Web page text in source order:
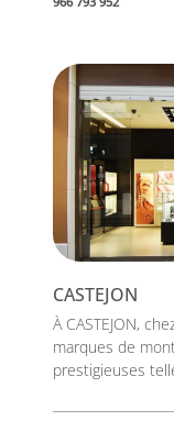
CASTEJON
À CASTEJON,
marques de
prestigieuses